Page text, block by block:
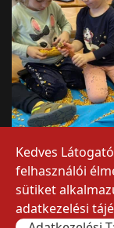
Kedves
felhasználói
sütiket
adatkezelési